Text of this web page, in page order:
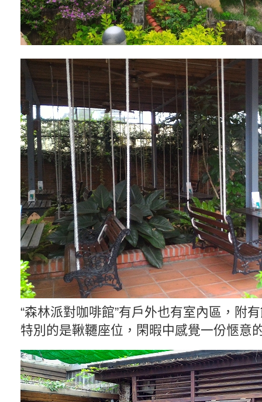
“森林派對咖啡館”有戶外也有室內區，附
特別的是鞦韆座位，閑暇中感覺一份愜意